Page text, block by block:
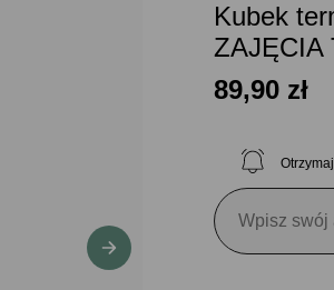
Kubek
ZAJĘCIA
89,90 zł